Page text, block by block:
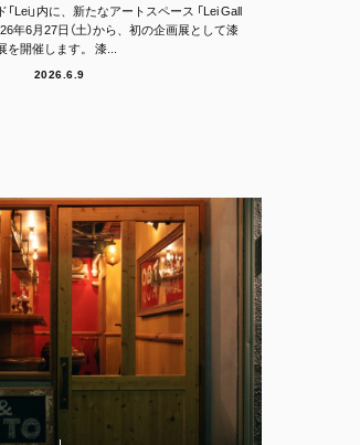
Lei」内に、新たなアートスペース 「Lei Gall
年6月27日（土）から、初の企画展として漆
を開催します。 漆...
2026.6.9